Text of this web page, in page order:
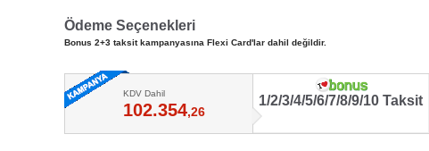
Ödeme Seçenekleri
Bonus 2+3 taksit kampanyasına Flexi Card'lar dahil değildir.
KDV Dahil
102.354,26
1/2/3/4/5/6/7/8/9/10 Taksit